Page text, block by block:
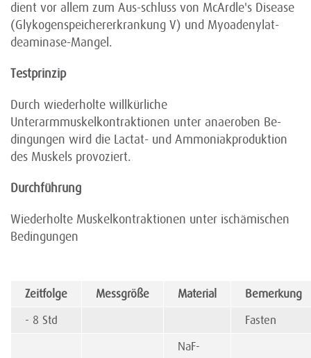
dient vor allem zum Aus-schluss von McArdle's Disease
(Glykogenspeichererkrankung V) und Myoadenylat-
deaminase-Mangel.
Testprinzip
Durch wiederholte willkürliche
Unterarmmuskelkontraktionen unter anaeroben Be-
dingungen wird die Lactat- und Ammoniakproduktion
des Muskels provoziert.
Durchführung
Wiederholte Muskelkontraktionen unter ischämischen
Bedingungen
Zeitfolge Messgröße Material
Bemerkung
- 8 Std
Fasten
NaF-